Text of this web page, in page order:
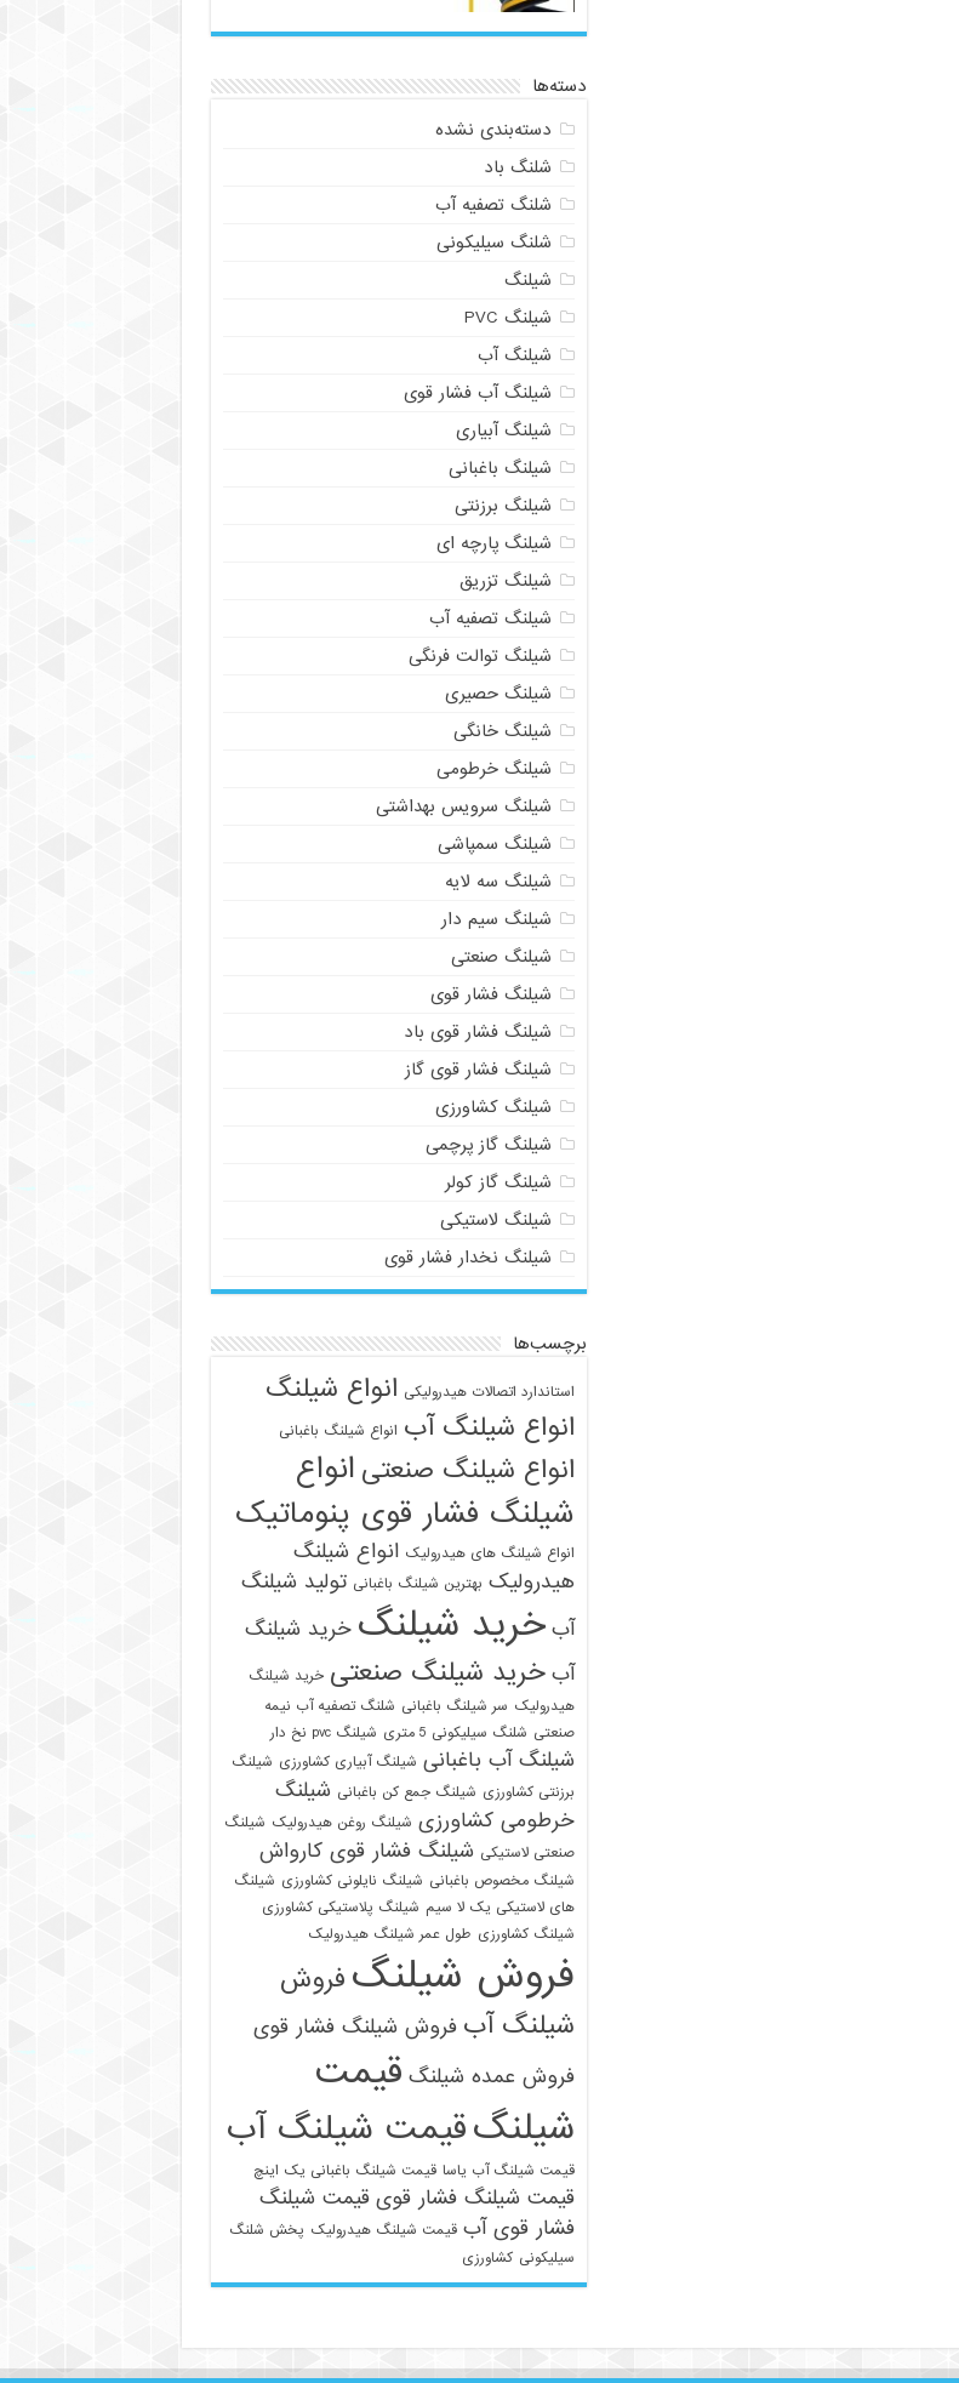
دسته‌ها
دسته‌بندی نشده
شلنگ باد
شلنگ تصفیه آب
شلنگ سیلیکونی
شیلنگ
شیلنگ PVC
شیلنگ آب
شیلنگ آب فشار قوی
شیلنگ آبیاری
شیلنگ باغبانی
شیلنگ برزنتی
شیلنگ پارچه ای
شیلنگ تزریق
شیلنگ تصفیه آب
شیلنگ توالت فرنگی
شیلنگ حصیری
شیلنگ خانگی
شیلنگ خرطومی
شیلنگ سرویس بهداشتی
شیلنگ سمپاشی
شیلنگ سه لایه
شیلنگ سیم دار
شیلنگ صنعتی
شیلنگ فشار قوی
شیلنگ فشار قوی باد
شیلنگ فشار قوی گاز
شیلنگ کشاورزی
شیلنگ گاز پرچمی
شیلنگ گاز کولر
شیلنگ لاستیکی
شیلنگ نخدار فشار قوی
برچسب‌ها
استاندارد اتصالات هیدرولیکی انواع شیلنگ
انواع شیلنگ آب انواع شیلنگ باغبانی
انواع شیلنگ صنعتی انواع
شیلنگ فشار قوی پنوماتیک
انواع شیلنگ های هیدرولیک انواع شیلنگ
هیدرولیک بهترین شیلنگ باغبانی تولید شیلنگ
آب خرید شیلنگ خرید شیلنگ
آب خرید شیلنگ صنعتی خرید شیلنگ
هیدرولیک سر شیلنگ باغبانی شلنگ تصفیه آب نیمه
صنعتی شلنگ سیلیکونی 5 متری شیلنگ pvc نخ دار
شیلنگ آب باغبانی شیلنگ آبیاری کشاورزی شیلنگ
برزنتی کشاورزی شیلنگ جمع کن باغبانی شیلنگ
خرطومی کشاورزی شیلنگ روغن هیدرولیک شیلنگ
صنعتی لاستیکی شیلنگ فشار قوی کارواش
شیلنگ مخصوص باغبانی شیلنگ نایلونی کشاورزی شیلنگ
های لاستیکی یک لا سیم شیلنگ پلاستیکی کشاورزی
شیلنگ کشاورزی طول عمر شیلنگ هیدرولیک
فروش شیلنگ فروش
شیلنگ آب فروش شیلنگ فشار قوی
فروش عمده شیلنگ قیمت
شیلنگقیمت شیلنگ آب
قیمت شیلنگ آب یاسا قیمت شیلنگ باغبانی یک اینچ
قیمت شیلنگ فشار قوی قیمت شیلنگ
فشار قوی آب قیمت شیلنگ هیدرولیک پخش شلنگ
سیلیکونی کشاورزی